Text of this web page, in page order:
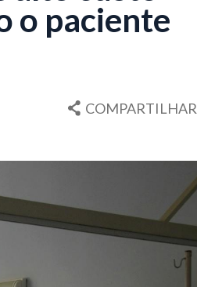
o paciente
COMPARTILHAR